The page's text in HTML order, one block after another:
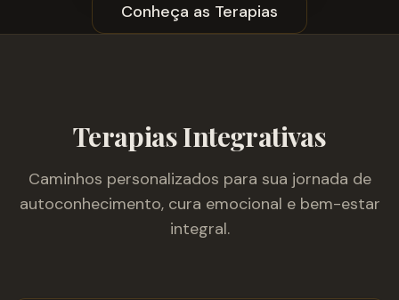
Conheça as Terapias
Terapias Integrativas
Caminhos personalizados para sua jornada de
autoconhecimento, cura emocional e bem-estar
integral.